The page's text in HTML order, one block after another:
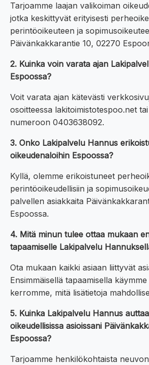
Tarjoamme laajan valikoiman
jotka keskittyvät erityisesti
perintöoikeuteen ja
Päivänkakkarantie 10, 02270
2. Kuinka voin varata ajan
Espoossa?
Voit varata ajan kätevästi
osoitteessa lakitoimistotespoo.net
numeroon 0403638092.
3. Onko Lakipalvelu Hannus
oikeudenaloihin Espoossa?
Kyllä, olemme erikoistuneet
perintöoikeudellisiin ja
palvellen asiakkaita
Espoossa.
4. Mitä minun tulee ottaa mukaan
tapaamiselle Lakipalvelu
Ota mukaan kaikki asiaan liittyvät
Ensimmäisellä tapaamisella
kerromme, mitä lisätietoja
5. Kuinka Lakipalvelu Hannus
oikeudellisissa asioissani
Espoossa?
Tarjoamme henkilökohtaista